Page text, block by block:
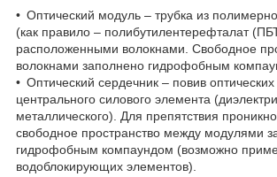
• Оптический модуль – трубка из
(как правило – полибутилентерефталат
расположенными волокнами. Свободное
волокнами заполнено гидрофобным
• Оптический сердечник – повив
центрального силового элемента
металлического). Для препятствия
свободное пространство между модулями
гидрофобным компаундом (возможно
водоблокирующих элементов).